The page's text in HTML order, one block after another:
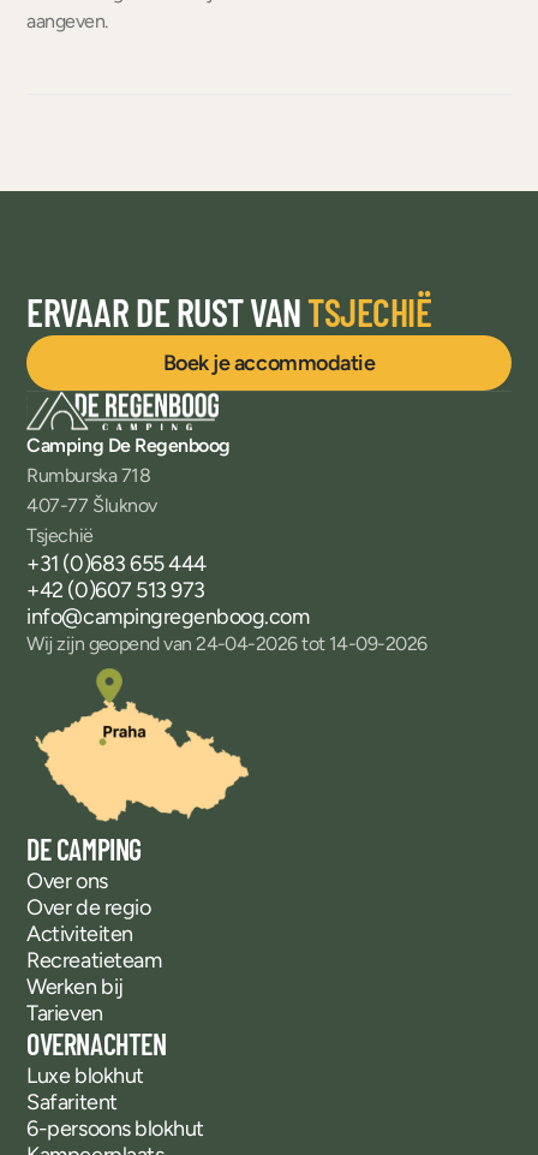
aangeven.
ERVAAR DE RUST VANTSJECHIË
Boek je accommodatie
Camping De Regenboog
Rumburska 718
407-77 Šluknov
Tsjechië
+31 (0)683 655 444
+42 (0)607 513 973
info@campingregenboog.com
Wij zijn geopend van 24-04-2026 tot 14-09-2026
DE CAMPING
Over ons
Over de regio
Activiteiten
Recreatieteam
Werken bij
Tarieven
OVERNACHTEN
Luxe blokhut
Safaritent
6-persoons blokhut